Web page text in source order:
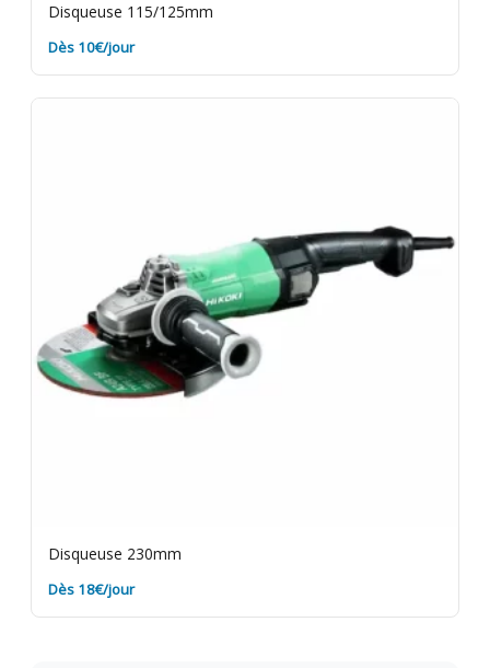
Disqueuse 115/125mm
Dès 10€/jour
Disqueuse 230mm
Dès 18€/jour